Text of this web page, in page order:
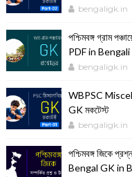
bengaligk.in
পশ্চিমবঙ্গ গ্রাম
PDF in Bengali
bengaligk.in
WBPSC
GK মকটেস্ট
bengaligk.in
পশ্চিমবঙ্গ জিকে
Bengal GK in